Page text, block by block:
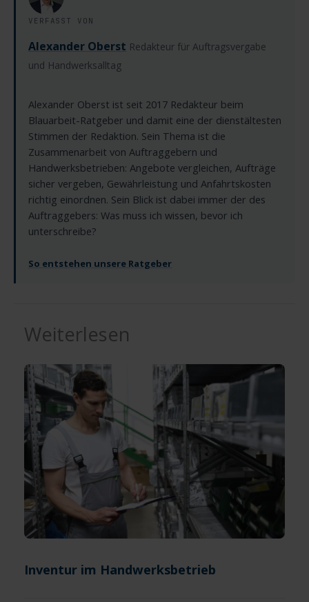
VERFASST VON
Alexander Oberst Redakteur für Auftragsvergabe
und Handwerksalltag
Alexander Oberst ist seit 2017 Redakteur beim
Blauarbeit-Ratgeber und damit eine der dienstältesten
Stimmen der Redaktion. Sein Thema ist die
Zusammenarbeit von Auftraggebern und
Handwerksbetrieben: Angebote vergleichen, Aufträge
sicher vergeben, Gewährleistung und Anfahrtskosten
richtig einordnen. Sein Blick ist dabei immer der des
Auftraggebers: Was muss ich wissen, bevor ich
unterschreibe?
So entstehen unsere Ratgeber
Weiterlesen
Inventur im Handwerksbetrieb